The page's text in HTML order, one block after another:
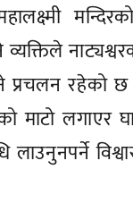
प्रचलन रहेको
माटो
लाउनुनपर्ने